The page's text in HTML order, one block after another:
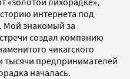
интернета под
Мой знакомый за
создал компанию
чикагского
тысячи предпринимателей
началась.